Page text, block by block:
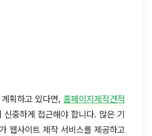
획하고 있다면, 홈페이지제작견적
신중하게 접근해야 합니다. 많은 기
웹사이트 제작 서비스를 제공하고